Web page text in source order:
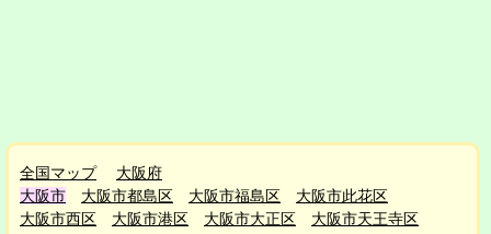
全国マップ
大阪府
大阪市
大阪市都島区 大阪市福島区
大阪市此花区
大阪市西区
大阪市港区 大阪市大正区
大阪市天王寺区